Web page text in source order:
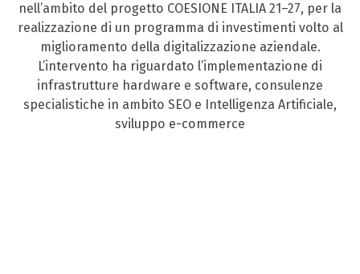
nell’ambito del progetto COESIONE ITALIA 21–27, per la
realizzazione di un programma di investimenti volto al
miglioramento della digitalizzazione aziendale.
L’intervento ha riguardato l’implementazione di
infrastrutture hardware e software, consulenze
specialistiche in ambito SEO e Intelligenza Artificiale,
sviluppo e-commerce